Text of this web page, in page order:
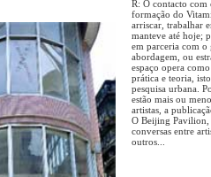
R: O contacto com
formação do
arriscar, trabalhar
manteve até hoje;
em parceria com o
abordagem, ou
espaço opera
prática e teoria,
pesquisa urbana.
estão mais ou
artistas, a
O Beijing Pavilion,
conversas entre
outros...